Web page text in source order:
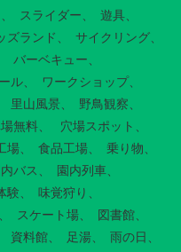
スライダー
遊具
ズランド
サイクリング
バーベキュー
ル
ワークショップ
里山風景
野鳥観察
無料
穴場スポット
場 食品工場
乗り物
バス
園内列車
験
味覚狩り
スケート場
図書館
資料館 足湯 雨の日